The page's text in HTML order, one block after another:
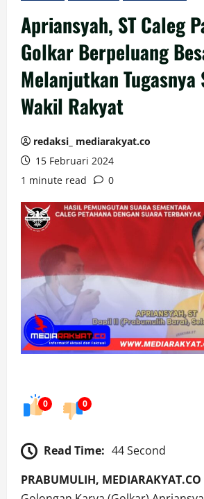
Apriansyah, ST Caleg
Golkar Berpeluang
Melanjutkan Tugasnya
Wakil Rakyat
redaksi_ mediarakyat.co
15 Februari 2024
1 minute read
0
0 0
Read Time: 44 Second
PRABUMULIH,